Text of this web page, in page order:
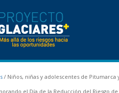
/ Niños, niñas y adolescentes de
el Día de la Reducción del Riesgo de